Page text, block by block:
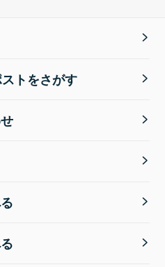
トをさがす